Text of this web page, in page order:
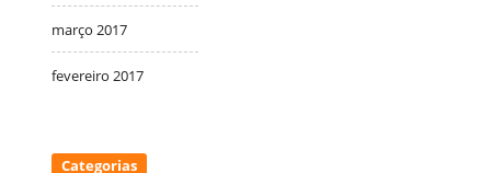
março 2017
fevereiro 2017
Categorias